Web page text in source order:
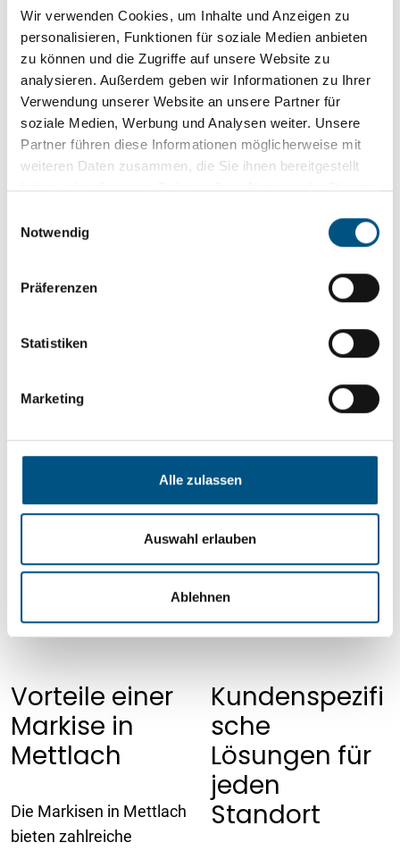
Wir verwenden Cookies, um Inhalte und Anzeigen zu
personalisieren, Funktionen für soziale Medien anbieten
zu können und die Zugriffe auf unsere Website zu
analysieren. Außerdem geben wir Informationen zu Ihrer
Verwendung unserer Website an unsere Partner für
soziale Medien, Werbung und Analysen weiter. Unsere
Partner führen diese Informationen möglicherweise mit
weiteren Daten zusammen, die Sie ihnen bereitgestellt
haben oder die sie im Rahmen Ihrer Nutzung der Dienste
Notwendig
Präferenzen
Statistiken
Marketing
Alle zulassen
Auswahl erlauben
Ablehnen
Vorteile einer
Markise in
Mettlach
Die Markisen in Mettlach
bieten zahlreiche
Kundenspezifi
sche
Lösungen für
jeden
Standort